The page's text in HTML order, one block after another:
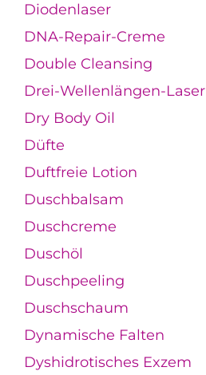
Diodenlaser
DNA-Repair-Creme
Double Cleansing
Drei-Wellenlängen-Laser
Dry Body Oil
Düfte
Duftfreie Lotion
Duschbalsam
Duschcreme
Duschöl
Duschpeeling
Duschschaum
Dynamische Falten
Dyshidrotisches Exzem